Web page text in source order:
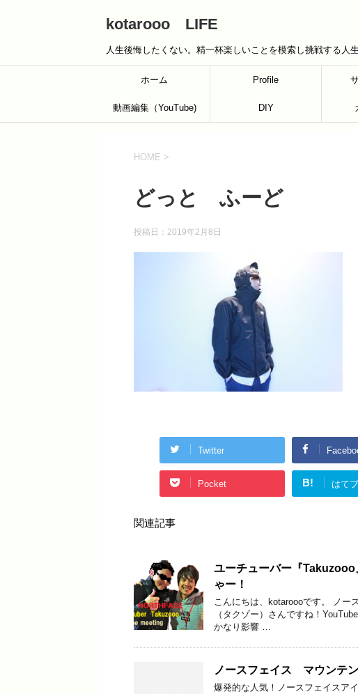
kotarooo LIFE
人生後悔したくない。精一杯楽しいことを模索し挑戦する人生
ホーム Profile
動画編集（YouTube) DIY
HOME >
どっと ふーど
投稿日： 2019年2月8日
Twitter
Pocket B! はてブ
関連記事
ユーチューバー『
ゃー！
こんにちは、kotaroooです。 ノー
（タクゾー）さんですね！
かなり影響 …
ノースフェイス マウンテ
爆発的な人気！ノースフェイスア